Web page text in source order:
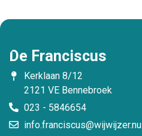
De Franciscus
Kerklaan 8/12
2121 VE Bennebroek
023 - 5846654
info.franciscus@wijwijzer.nu